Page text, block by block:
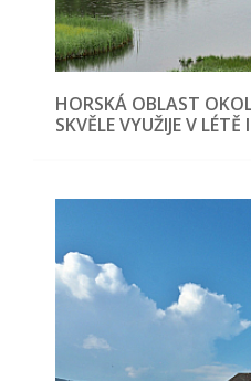
HORSKÁ OBLAST
SKVĚLE VYUŽIJE V